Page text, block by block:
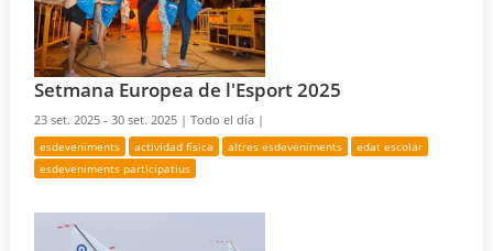
Setmana Europea de l'Esport 2025
23 set. 2025 - 30 set. 2025 |Todo el día |
esdeveniments actividad física altres esdeveniments
edat escolar
esdeveniments participatius